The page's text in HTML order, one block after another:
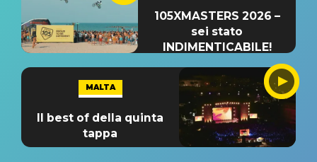
105XMASTERS 2026 –
sei stato
INDIMENTICABILE!
MALTA
Il best of della quinta
tappa